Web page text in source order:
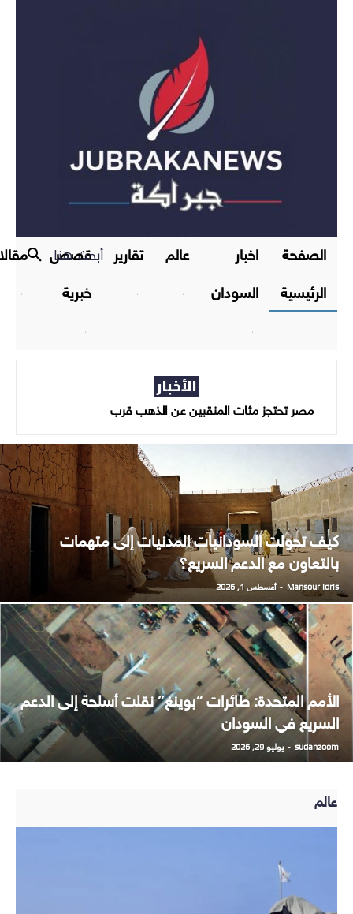
أبحث هنا الصفحة
الرئيسية
اخبار
السودان
عالم تقارير قصص
خبرية
الأخبار
مصر تحتجز مئات المنقبين عن الذهب قرب
الأمم المتحدة تحذر من خطر وشيك لارتكاب
كيف تحولت السودانيات المدنيات إلى متهمات
بالتعاون مع الدعم السريع؟
Mansour Idris
- أغسطس 1, 2026
الأمم المتحدة: طائرات “بوينغ” نقلت أسلحة إلى الدعم
السريع في السودان
sudanzoom
- يوليو 29, 2026
عالم